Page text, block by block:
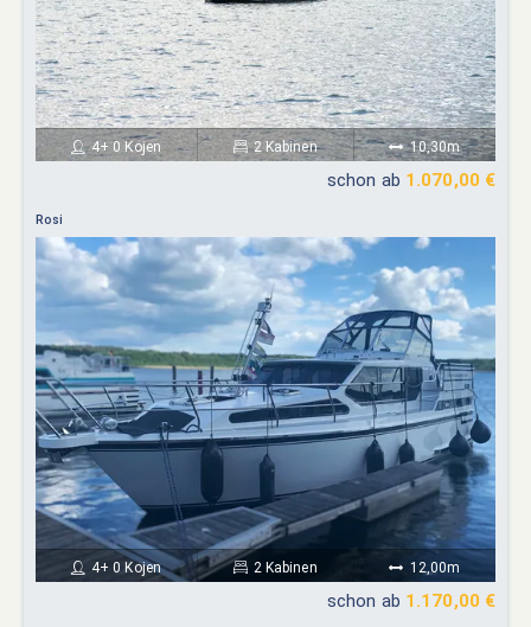
4+ 0 Kojen 2 Kabinen 10,30m
schon ab 1.070,00 €
Rosi
4+ 0 Kojen 2 Kabinen 12,00m
schon ab 1.170,00 €